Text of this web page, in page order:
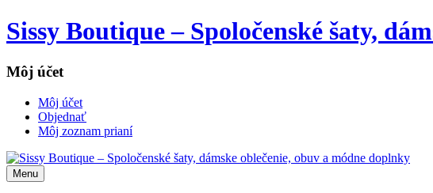
Sissy Boutique – Spoločenské šaty,
Môj účet
Môj účet
Objednať
Môj zoznam prianí
Menu